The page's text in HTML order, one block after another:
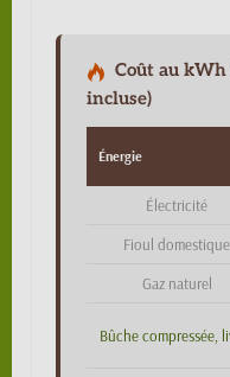
Coût au
incluse)
Énergie
Électricité
Fioul domestique
Gaz naturel
Bûche compressée,